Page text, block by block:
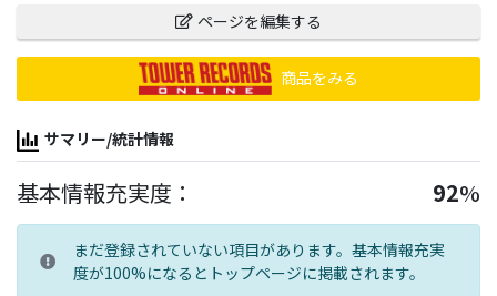
ページを編集する
商品をみる
サマリー/統計情報
基本情報充実度： 92%
まだ登録されていない項目があります。基本情報充実
度が100%になるとトップページに掲載されます。